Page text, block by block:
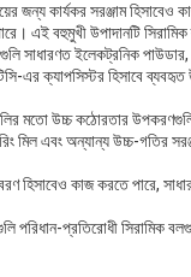
জন্য কার্যকর সরঞ্জাম হিসাবেও
এই বহুমুখী উপাদানটি
সাধারণত ইলেকট্রনিক
এর ক্যাপসিস্টর হিসাবে ব্যবহৃত
মতো উচ্চ কঠোরতার
মিল এবং অন্যান্য উচ্চ-গতির
হিসাবেও কাজ করতে পারে,
প্রতিরোধী সিরামিক